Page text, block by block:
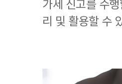
가세 신고를 수
리 및 활용할 수